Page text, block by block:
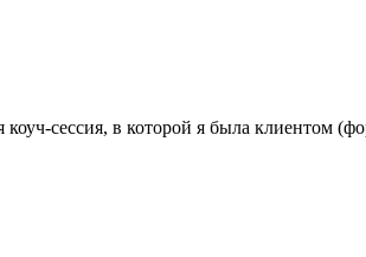
сессия, в которой я была клиентом